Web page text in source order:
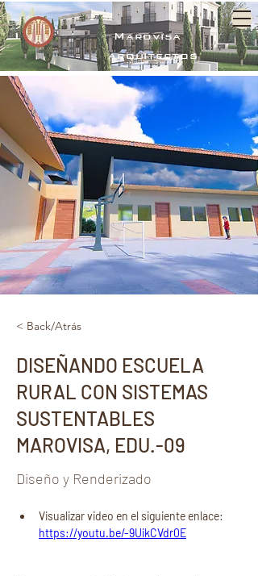
Marovisa
arquitectos
< Back/Atrás
DISEÑANDO ESCUELA
RURAL CON SISTEMAS
SUSTENTABLES
MAROVISA, EDU.-09
Diseño y Renderizado
Visualizar video en el siguiente enlace:
https://youtu.be/-9UikCVdr0E